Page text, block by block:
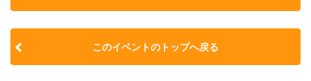
このイベントのトップへ戻る